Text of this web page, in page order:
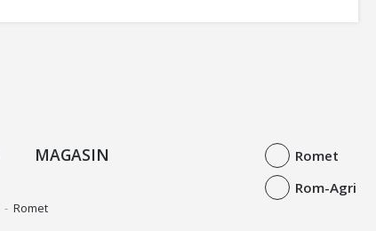
MAGASIN
Romet
Rom-Agri
- Romet